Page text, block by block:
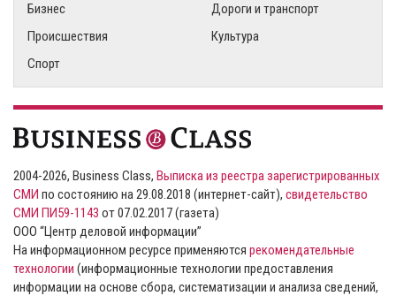
Бизнес
Дороги и транспорт
Происшествия
Культура
Спорт
2004-2026, Business Class, Выписка из реестра зарегистрированных
СМИ по состоянию на 29.08.2018 (интернет-сайт), свидетельство
СМИ ПИ59-1143 от 07.02.2017 (газета)
ООО “Центр деловой информации”
На информационном ресурсе применяются рекомендательные
технологии (информационные технологии предоставления
информации на основе сбора, систематизации и анализа сведений,